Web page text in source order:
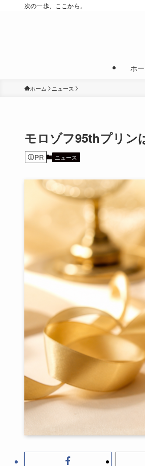
次の一歩、ここから。
ホ
ホーム ニュース
モロゾフ95thプリン
PR ニュース